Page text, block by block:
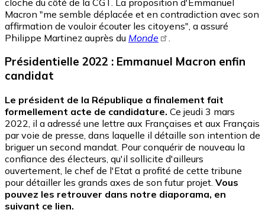
Macron "me semble déplacée et en contradiction avec son
affirmation de vouloir écouter les citoyens", a assuré
Philippe Martinez auprès du Monde
Présidentielle 2022 : Emmanuel Macron enfin
candidat
Le président de la République a finalement fait
formellement acte de candidature. Ce jeudi 3 mars
2022, il a adressé une lettre aux Françaises et aux Français
par voie de presse, dans laquelle il détaille son intention de
briguer un second mandat. Pour conquérir de nouveau la
confiance des électeurs, qu'il sollicite d'ailleurs
ouvertement, le chef de l'Etat a profité de cette tribune
pour détailler les grands axes de son futur projet. Vous
pouvez les retrouver dans notre diaporama, en
suivant ce lien.